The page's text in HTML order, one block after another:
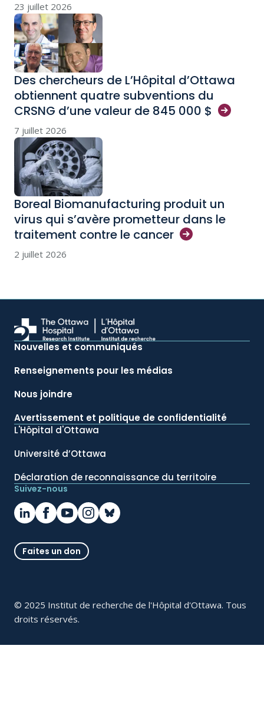
23 juillet 2026
Des chercheurs de L’Hôpital d’Ottawa
obtiennent quatre subventions du
CRSNG d’une valeur de 845 000 $
7 juillet 2026
Boreal Biomanufacturing produit un
virus qui s’avère prometteur dans le
traitement contre le cancer
2 juillet 2026
Nouvelles et communiqués
Renseignements pour les médias
Nous joindre
Avertissement et politique de confidentialité
L'Hôpital d'Ottawa
Université d’Ottawa
Déclaration de reconnaissance du territoire
Suivez-nous
Faites un don
© 2025 Institut de recherche de l'Hôpital d'Ottawa. Tous
droits réservés.